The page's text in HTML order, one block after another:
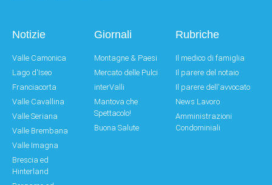
Notizie
Valle Camonica
Lago d'Iseo
Franciacorta
Valle Cavallina
Valle Seriana
Valle Brembana
Valle Imagna
Brescia ed
Hinterland
Giornali
Montagne & Paesi
Mercato delle Pulci
interValli
Mantova che
Spettacolo!
Buona Salute
Rubriche
Il medico di famiglia
Il parere del notaio
Il parere dell'avvocato
News Lavoro
Amministrazioni
Condominiali